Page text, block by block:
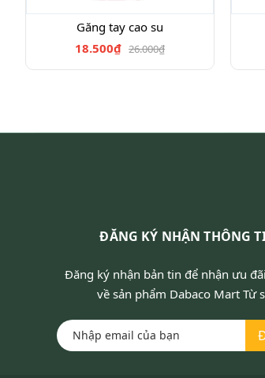
Găng tay cao su
18.500₫ 26.000₫
ĐĂNG KÝ NHẬN THÔNG
Đăng ký nhận bản tin để nhận ưu
về sản phẩm Dabaco Mart Từ